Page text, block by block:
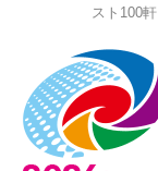
スト100軒